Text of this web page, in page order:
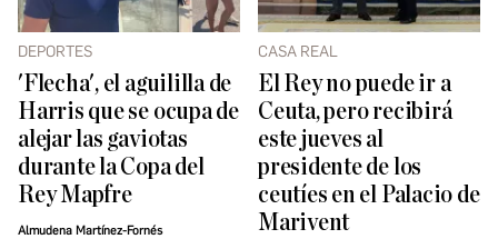
DEPORTES
'Flecha', el aguililla de
Harris que se ocupa de
alejar las gaviotas
durante la Copa del
Rey Mapfre
Almudena Martínez-Fornés
CASA REAL
El Rey no puede ir a
Ceuta, pero recibirá
este jueves al
presidente de los
ceutíes en el Palacio de
Marivent